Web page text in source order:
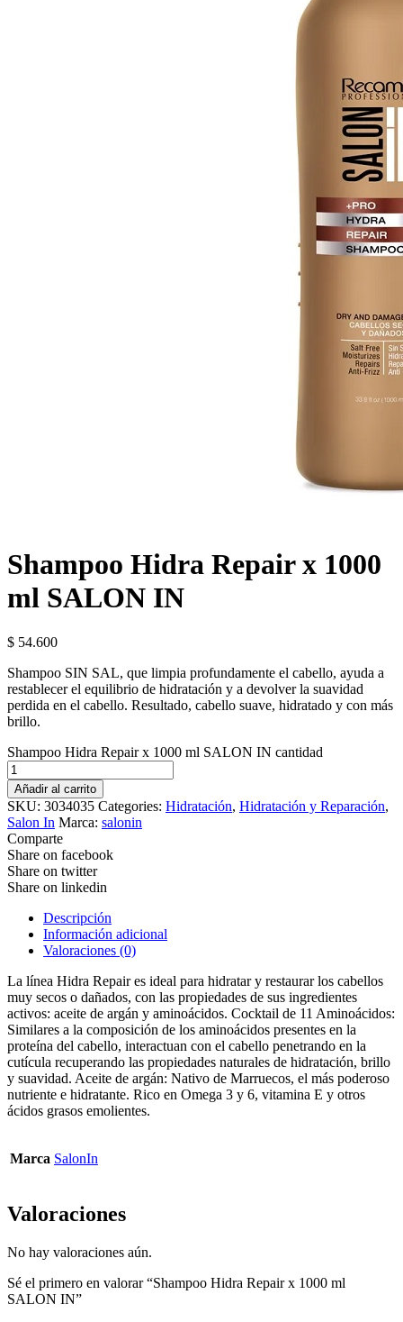
Shampoo Hidra Repair x 1000
ml SALON IN
$ 54.600
Shampoo SIN SAL, que limpia profundamente el cabello, ayuda a
restablecer el equilibrio de hidratación y a devolver la suavidad
perdida en el cabello. Resultado, cabello suave, hidratado y con más
brillo.
Shampoo Hidra Repair x 1000 ml SALON IN cantidad
Añadir al carrito
SKU: 3034035 Categories: Hidratación, Hidratación y Reparación,
Salon In Marca: salonin
Comparte
Share on facebook
Share on twitter
Share on linkedin
Descripción
Información adicional
Valoraciones (0)
La línea Hidra Repair es ideal para hidratar y restaurar los cabellos
muy secos o dañados, con las propiedades de sus ingredientes
activos: aceite de argán y aminoácidos. Cocktail de 11 Aminoácidos:
Similares a la composición de los aminoácidos presentes en la
proteína del cabello, interactuan con el cabello penetrando en la
cutícula recuperando las propiedades naturales de hidratación, brillo
y suavidad. Aceite de argán: Nativo de Marruecos, el más poderoso
nutriente e hidratante. Rico en Omega 3 y 6, vitamina E y otros
ácidos grasos emolientes.
Marca SalonIn
Valoraciones
No hay valoraciones aún.
Sé el primero en valorar “Shampoo Hidra Repair x 1000 ml
SALON IN”